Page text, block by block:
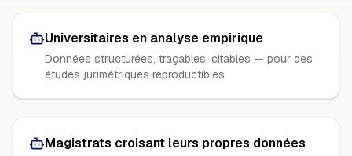
Universitaires en analyse empirique
Données structurées, traçables, citables — pour des
études jurimétriques reproductibles.
Magistrats croisant leurs propres données